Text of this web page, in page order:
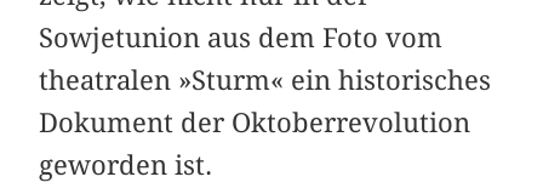
Sowjetunion aus dem Foto vom
theatralen »Sturm« ein historisches
Dokument der Oktober­revolution
geworden ist.